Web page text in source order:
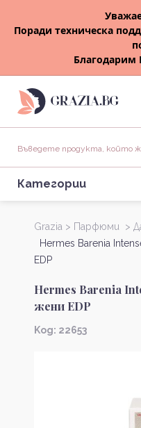
Поради техническа
Благодарим
Категории
Grazia > Парфюми >
Hermes Barenia
EDP
Hermes Barenia
жени EDP
Kод: 22653